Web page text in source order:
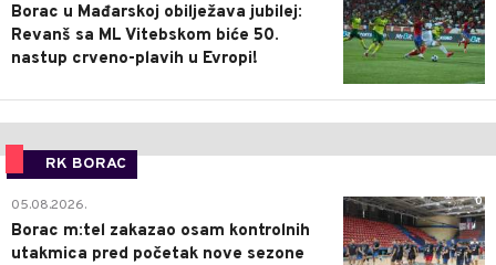
Borac u Mađarskoj obilježava jubilej:
Revanš sa ML Vitebskom biće 50.
nastup crveno-plavih u Evropi!
RK BORAC
0
05.08.2026.
Borac m:tel zakazao osam kontrolnih
utakmica pred početak nove sezone